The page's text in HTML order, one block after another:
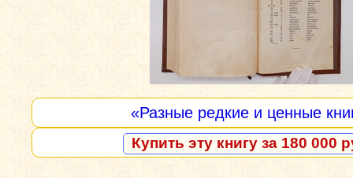
«Разные редкие и ценные
Купить эту книгу за 180 000